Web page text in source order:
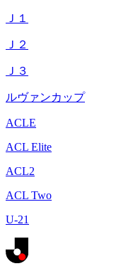
Ｊ１
Ｊ２
Ｊ３
ルヴァンカップ
ACLE
ACL Elite
ACL2
ACL Two
U-21